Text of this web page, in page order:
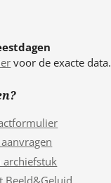
voor de exacte data.
archiefstuk